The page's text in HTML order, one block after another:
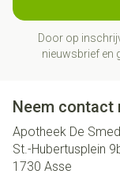
Door op
nieuwsbrief en
Neem contact
Apotheek De
St.-Hubertusplein
1730 Asse